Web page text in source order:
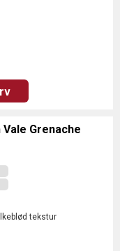
Grenache
tekstur